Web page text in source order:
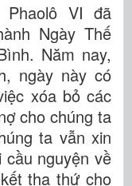
VI đã
Ngày Thế
Năm nay,
ngày này có
xóa bỏ các
cho chúng ta
ta vẫn xin
cầu nguyện về
tha thứ cho